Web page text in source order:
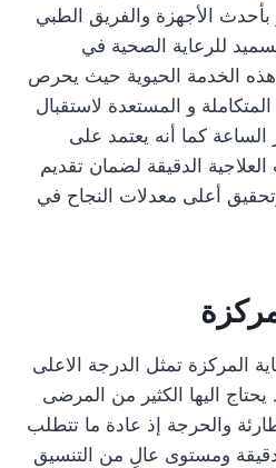
بأحدث الأجهزة والفريق الطبي
للرعاية الصحية في
هذه الخدمة الحيوية حيث يحرص
و المستعدة لاستقبال
الساعة كما أنه يعتمد على
الدقيقة لضمان تقديم
أعلى معدلات النجاح في
المركزة تمثل الدرجة الاعلى
اليها الكثير من المرضى
والحرجة إذ عادة ما تتطلب
دقيقة ومستوى عالٍ من التنسيق